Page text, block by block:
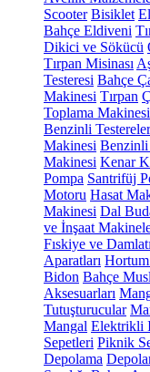
Scooter Bisiklet
Bahçe Eldiveni
Dikici ve Sökücü
Tırpan Misinası
Testeresi Bahçe
Makinesi Tırpan
Toplama Makinesi
Benzinli Testereler
Makinesi
Makinesi Kenar
Pompa Santrifüj
Motoru Hasat
Makinesi Dal
ve İnşaat
Fıskiye ve
Aparatları Hortum
Bidon Bahçe
Aksesuarları
Tutuşturucular
Mangal Elektrikli
Sepetleri Piknik
Depolama